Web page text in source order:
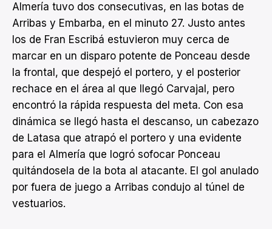
Almería tuvo dos consecutivas, en las botas de
Arribas y Embarba, en el minuto 27. Justo antes
los de Fran Escribá estuvieron muy cerca de
marcar en un disparo potente de Ponceau desde
la frontal, que despejó el portero, y el posterior
rechace en el área al que llegó Carvajal, pero
encontró la rápida respuesta del meta. Con esa
dinámica se llegó hasta el descanso, un cabezazo
de Latasa que atrapó el portero y una evidente
para el Almería que logró sofocar Ponceau
quitándosela de la bota al atacante. El gol anulado
por fuera de juego a Arribas condujo al túnel de
vestuarios.